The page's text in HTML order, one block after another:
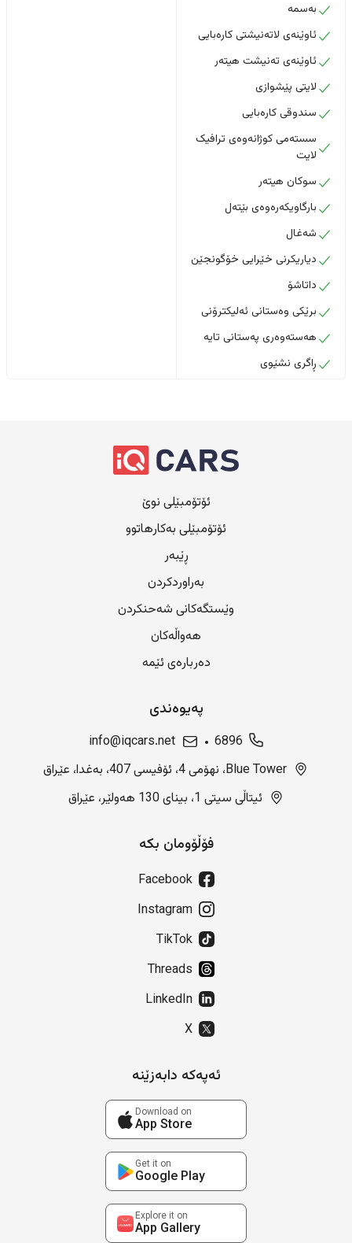
بەسمە
ئاوێنەی لاتەنیشتی کارەبایی
ئاوێنەی تەنیشت هیتەر
لایتی پێشوازی
سندوقی کارەبایی
سستەمی کوژانەوەی ترافیک
لایت
سوکان هیتەر
بارگاویکەرەوەی بێتەل
شەغال
دیاریکرنی خێرایی خۆگونجێن
داتاشۆ
برێکی وەستانی ئەلیکترۆنی
هەستەوەری پەستانی تایە
ڕاگری نشێوی
ئۆتۆمبێلی نوێ
ئۆتۆمبێلی بەکارهاتوو
ڕێبەر
بەراوردکردن
وێستگەکانی شەحنکردن
هەواڵەکان
دەربارەی ئێمە
پەیوەندی
6896
info@iqcars.net
Blue Tower، نهۆمی 4، ئۆفیسی 407، بەغدا، عێراق
ئیتاڵی سیتی 1، بینای 130 هەولێر، عێراق
فۆڵۆومان بکە
Facebook
Instagram
TikTok
Threads
LinkedIn
X
ئەپەکە دابەزێنە
Download on
App Store
Get it on
Google Play
Explore it on
App Gallery